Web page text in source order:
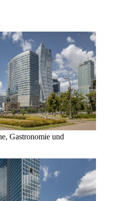
Gastronomie und